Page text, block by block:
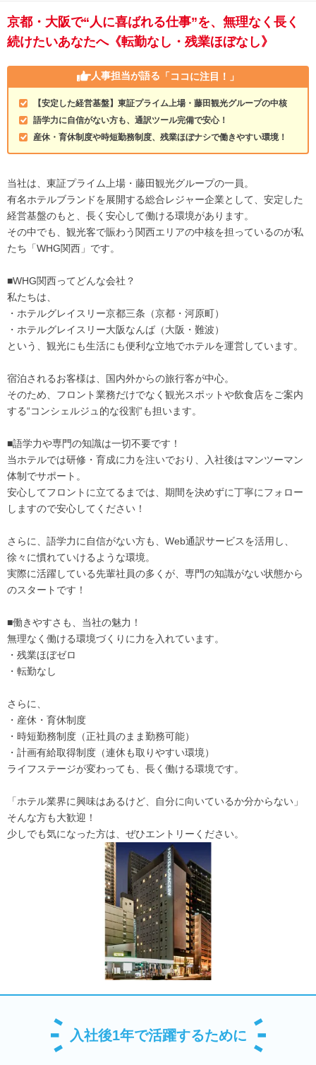
京都・大阪で“人に喜ばれる仕事”を、無理なく長く
続けたいあなたへ《転勤なし・残業ほぼなし》
人事担当が語る 「ココに注目！」
【安定した経営基盤】東証プライム上場・藤田観光グループの中核
語学力に自信がない方も、通訳ツール完備で安心！
産休・育休制度や時短勤務制度、残業ほぼナシで働きやすい環境！
当社は、東証プライム上場・藤田観光グループの一員。
有名ホテルブランドを展開する総合レジャー企業として、安定した
経営基盤のもと、長く安心して働ける環境があります。
その中でも、観光客で賑わう関西エリアの中核を担っているのが私
たち「WHG関西」です。
■WHG関西ってどんな会社？
私たちは、
・ホテルグレイスリー京都三条（京都・河原町）
・ホテルグレイスリー大阪なんば（大阪・難波）
という、観光にも生活にも便利な立地でホテルを運営しています。
宿泊されるお客様は、国内外からの旅行客が中心。
そのため、フロント業務だけでなく観光スポットや飲食店をご案内
する“コンシェルジュ的な役割”も担います。
■語学力や専門の知識は一切不要です！
当ホテルでは研修・育成に力を注いでおり、入社後はマンツーマン
体制でサポート。
安心してフロントに立てるまでは、期間を決めずに丁寧にフォロー
しますので安心してください！
さらに、語学力に自信がない方も、Web通訳サービスを活用し、
徐々に慣れていけるような環境。
実際に活躍している先輩社員の多くが、専門の知識がない状態から
のスタートです！
■働きやすさも、当社の魅力！
無理なく働ける環境づくりに力を入れています。
・残業ほぼゼロ
・転勤なし
さらに、
・産休・育休制度
・時短勤務制度（正社員のまま勤務可能）
・計画有給取得制度（連休も取りやすい環境）
ライフステージが変わっても、長く働ける環境です。
「ホテル業界に興味はあるけど、自分に向いているか分からない」
そんな方も大歓迎！
少しでも気になった方は、ぜひエントリーください。
入社後1年で活躍するために